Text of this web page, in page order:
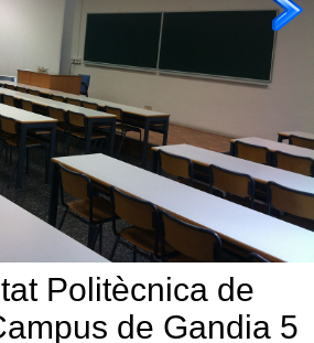
Politècnica de
de Gandia 5